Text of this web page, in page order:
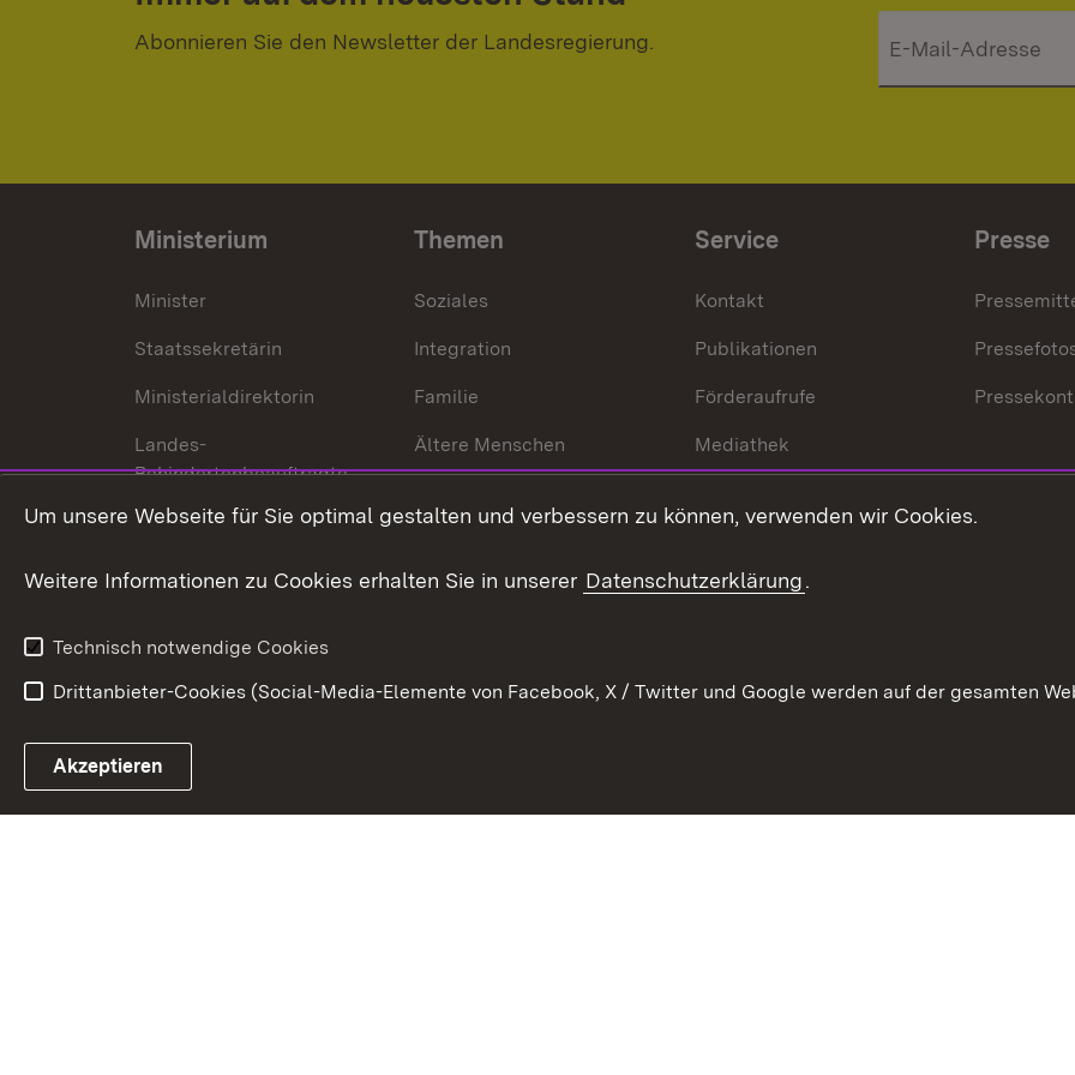
Abonnieren Sie den Newsletter der Landesregierung.
Ministerium
Minister
Staatssekretärin
Ministerialdirektorin
Landes-
Behindertenbeauftragte
Bürgerreferent
Karriere
Themen
Soziales
Integration
Familie
Ältere Menschen
Behinderungen
Bürgerengagement
Service
Kontakt
Publikationen
Förderaufrufe
Mediathek
Presse
Link zum Landesportal
Um unsere Webseite für Sie optimal gestalten und verbessern zu können, verwenden wir Cookies.
Weitere Informationen zu Cookies erhalten Sie in unserer Datenschutzerklärung.
Technisch notwendige Cookies
Drittanbieter-Cookies (Social-Media-Elemente von Facebook, X / Twitter und Google werden auf der gesamten
Akzeptieren